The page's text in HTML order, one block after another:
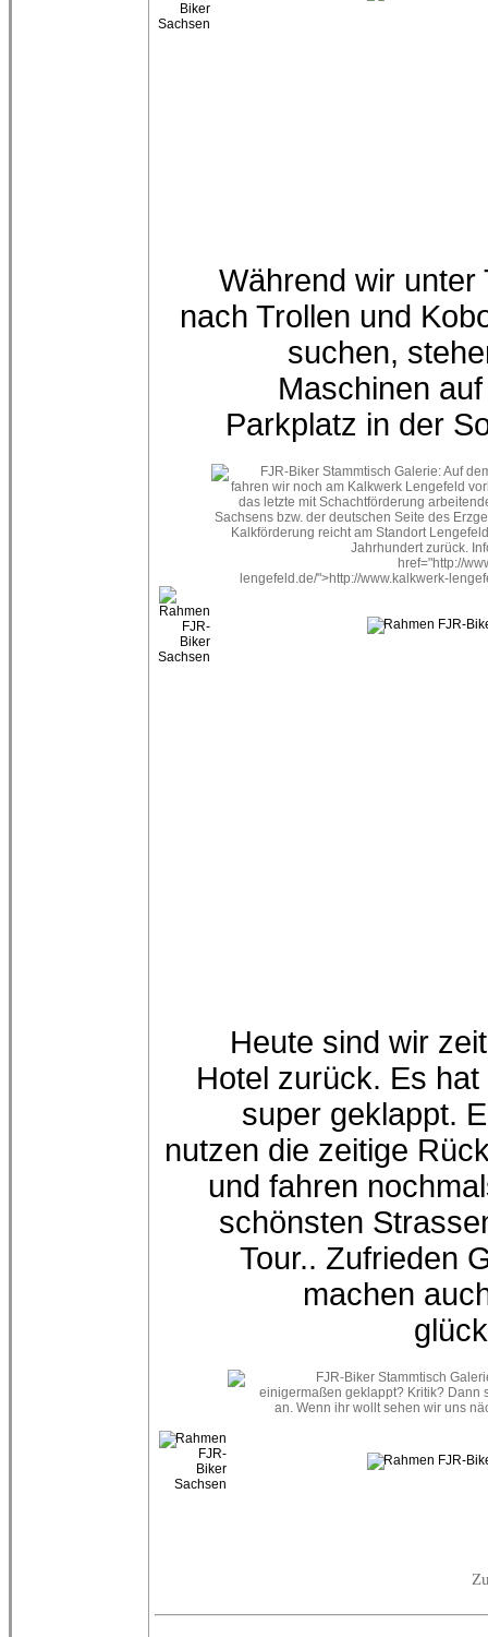
Während wir unter
nach Trollen und
suchen,
Maschinen
Parkplatz in der
Heute sind wir
Hotel zurück. Es hat
super geklappt.
nutzen die zeitige
und fahren
schönsten
Tour.. Zufrieden
machen